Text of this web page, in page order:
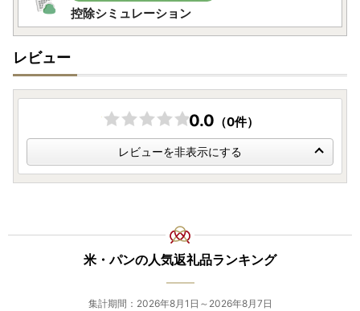
控除シミュレーション
レビュー
0.0 （0件）
レビューを非表示にする
米・パンの人気返礼品ランキング
集計期間：2026年8月1日～2026年8月7日